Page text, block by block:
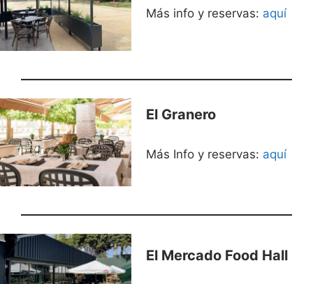
Más info y reservas: aquí
El Granero
Más Info y reservas: aquí
El Mercado Food Hall